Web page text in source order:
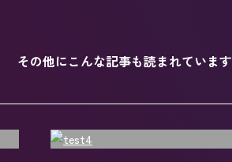
その他にこんな記事も読まれています